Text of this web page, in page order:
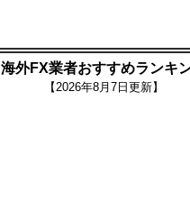
海外FX業者おすすめランキ
【2026年8月7日更新】